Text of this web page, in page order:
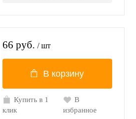
66 руб. / шт
В корзину
Купить в 1
клик
В
избранное